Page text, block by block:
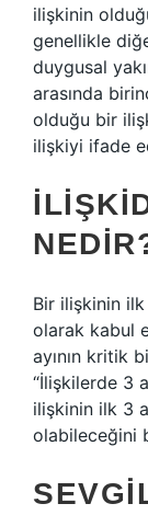
ilişkinin
genellikle
duygusal
arasında
olduğu bir
ilişkiyi ifade
Bir ilişkinin ilk
olarak kabul
ayının kritik
“İlişkilerde 3
ilişkinin ilk 3
olabileceğini